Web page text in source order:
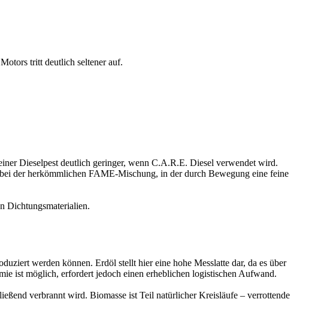
tritt deutlich seltener auf.
Dieselpest deutlich geringer, wenn C.A.R.E. Diesel verwendet wird.
der herkömmlichen FAME-Mischung, in der durch Bewegung eine feine
Dichtungsmaterialien.
werden können. Erdöl stellt hier eine hohe Messlatte dar, da es über
ist möglich, erfordert jedoch einen erheblichen logistischen Aufwand.
verbrannt wird. Biomasse ist Teil natürlicher Kreisläufe – verrottende